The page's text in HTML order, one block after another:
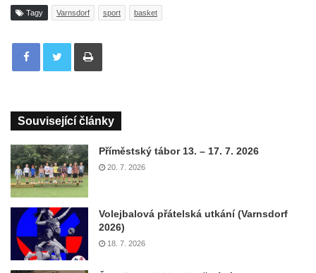
Tagy Varnsdorf sport basket
Tisknout
Související články
Příměstský tábor 13. – 17. 7. 2026
20. 7. 2026
Volejbalová přátelská utkání (Varnsdorf
2026)
18. 7. 2026